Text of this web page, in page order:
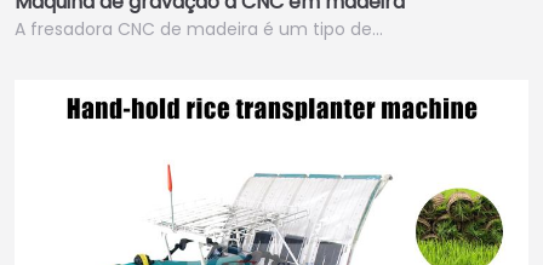
A fresadora CNC de madeira é um tipo de…